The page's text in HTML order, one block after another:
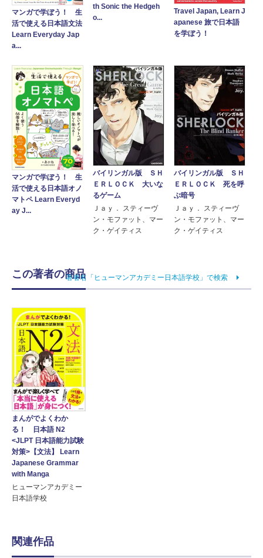
マンガで学ぼう！ 生
活で使える日本語文法
Learn Everyday Jap
a...
th Sonic the Hedgeh
o...
Travel Japan, Learn J
apanese 旅で日本語
を学ぼう！
マンガで学ぼう！ 生
活で使える日本語オノ
マトペ Learn Everyd
ay J...
バイリンガル版 ＳＨ
ＥＲＬＯＣＫ 大いな
るゲーム
Ｊａｙ． スティーヴ
ン・モファット、マー
ク・ゲイティス
バイリンガル版 ＳＨ
ＥＲＬＯＣＫ 死を呼
ぶ暗号
Ｊａｙ． スティーヴ
ン・モファット、マー
ク・ゲイティス
この著者の商品著者名「ヒューマンアカデミー日本語学校」で検索
まんがでよくわか
る！ 日本語 N2
<JLPT 日本語能力試験
対策>【文法】 Learn
Japanese Grammar
with Manga
ヒューマンアカデミー
日本語学校
関連作品